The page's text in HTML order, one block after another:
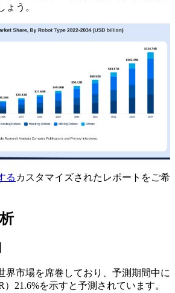
う。
る カスタマイズされたレポートをご希
界市場を席巻しており、予測期間中に
21.6%を示すと予測されています。